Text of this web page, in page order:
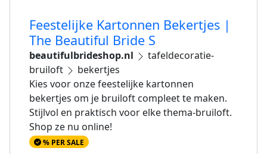
Feestelijke Kartonnen Bekertjes |
The Beautiful Bride S
beautifulbrideshop.nl
tafeldecoratie-
bruiloft
bekertjes
Kies voor onze feestelijke kartonnen
bekertjes om je bruiloft compleet te maken.
Stijlvol en praktisch voor elke thema-bruiloft.
Shop ze nu online!
% PER SALE